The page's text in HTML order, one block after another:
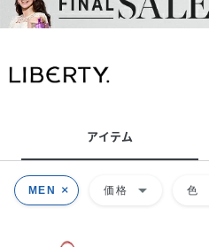
アイテム
MEN 価格 arrow_drop_down 色